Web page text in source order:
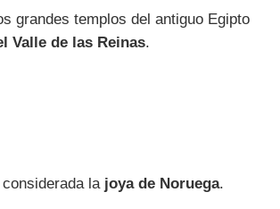
grandes templos del antiguo Egipto
Valle de las Reinas.
considerada lajoya de Noruega.